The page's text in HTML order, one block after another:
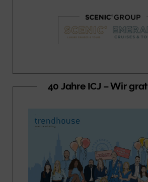
40 Jahre ICJ – Wir